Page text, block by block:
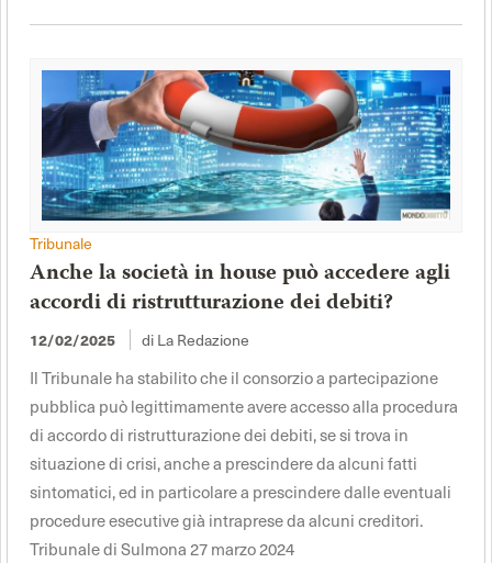
Tribunale
Anche la società in house può accedere agli
accordi di ristrutturazione dei debiti?
12/02/2025 di La Redazione
Il Tribunale ha stabilito che il consorzio a partecipazione
pubblica può legittimamente avere accesso alla procedura
di accordo di ristrutturazione dei debiti, se si trova in
situazione di crisi, anche a prescindere da alcuni fatti
sintomatici, ed in particolare a prescindere dalle eventuali
procedure esecutive già intraprese da alcuni creditori.
Tribunale di Sulmona 27 marzo 2024